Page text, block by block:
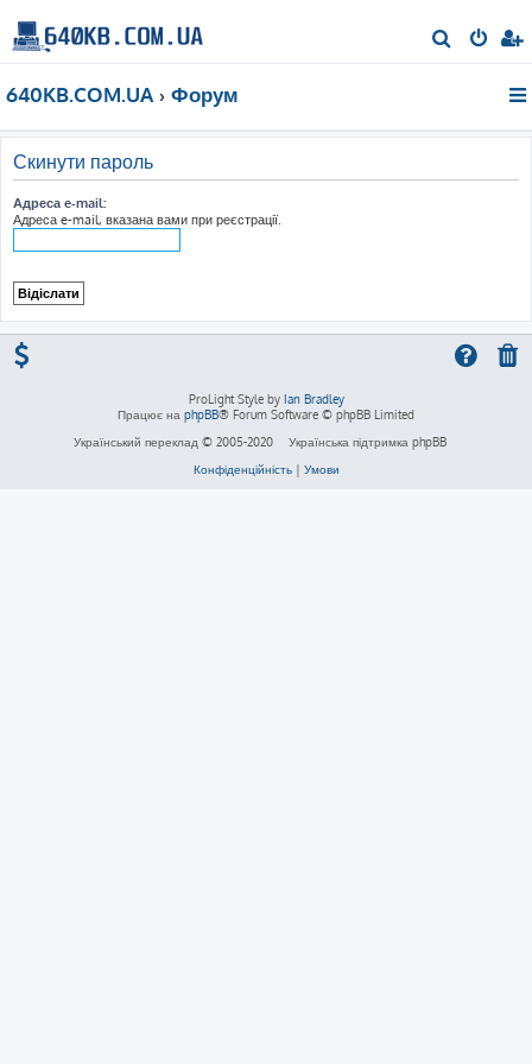
о
640KB.COM.UA Форум
Скинути пароль
Адреса e-mail:
Адреса e-mail, вказана вами при реєстрації.
ProLight Style by Ian Bradley
Працює на phpBB® Forum Software © phpBB Limited
Український переклад © 2005-2020
Українська підтримка phpBB
Конфіденційність| Умови